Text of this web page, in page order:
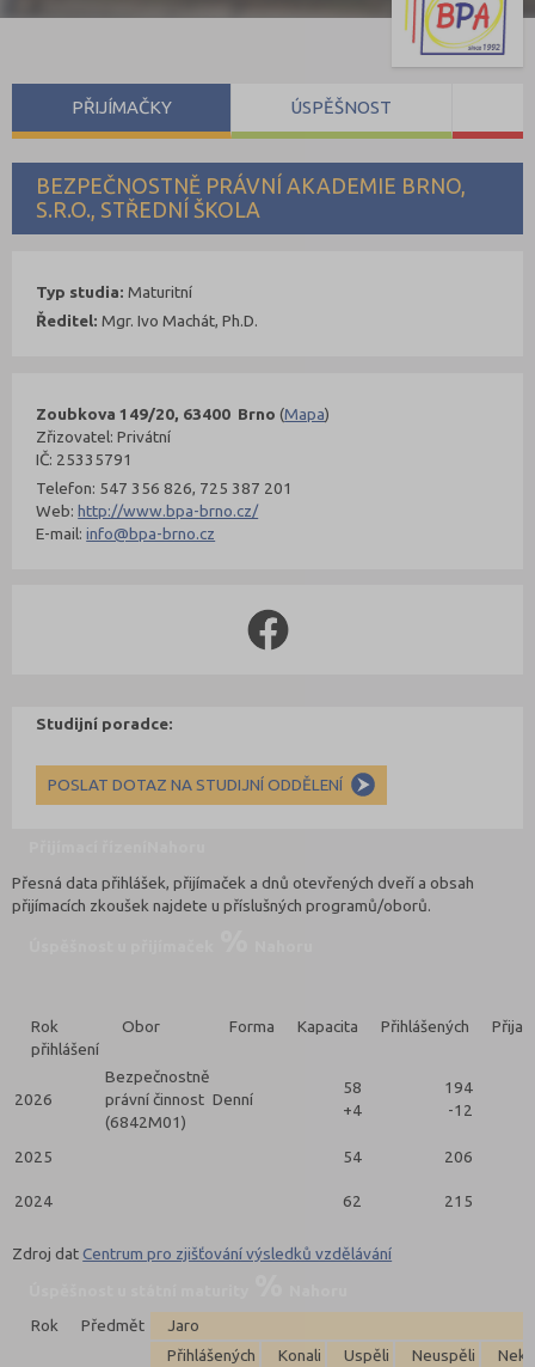
BEZPEČNOSTNĚ PRÁVNÍ AKADEMIE BRNO,
S.R.O., STŘEDNÍ ŠKOLA
Zoubkova 149/20, 63400 Brno (Mapa)
Zřizovatel: Privátní
IČ: 25335791
Telefon: 547 356 826, 725 387 201
Web:http://www.bpa-brno.cz/
E-mail:info@bpa-brno.cz
Typ studia: Maturitní
Ředitel: Mgr. Ivo Machát, Ph.D.
Studijní poradce:
POSLAT DOTAZ NA STUDIJNÍ ODDĚLENÍ
PŘIJÍMAČKY ÚSPĚŠNOST
Přesná data přihlášek, přijímaček a dnů otevřených dveří a obsah
přijímacích zkoušek najdete u příslušných programů/oborů.
Rok
přihlášení
Obor Forma Kapacita Přihlášených
2026
Bezpečnostně
právní činnost
(6842M01)
Denní
58
+4
194
-12
2025 54 206
2024 62 215
Zdroj datCentrum pro zjišťování výsledků vzdělávání
Rok
Předmět
Jaro
Přihlášených
Konali Uspěli Neuspěli